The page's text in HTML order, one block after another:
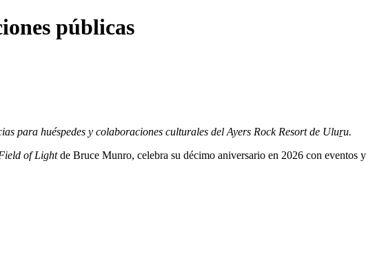
públicas
para huéspedes y colaboraciones culturales del Ayers Rock Resort de Uluṟu.
of Lightde Bruce Munro, celebra su décimo aniversario en 2026 con eventos y